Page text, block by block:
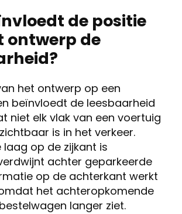
de positie
ontwerp de
het ontwerp op een
beïnvloedt de leesbaarheid
niet elk vlak van een voertuig
is in het verkeer.
laag op de zijkant is
achter geparkeerde
op de achterkant werkt
het achteropkomende
langer ziet.